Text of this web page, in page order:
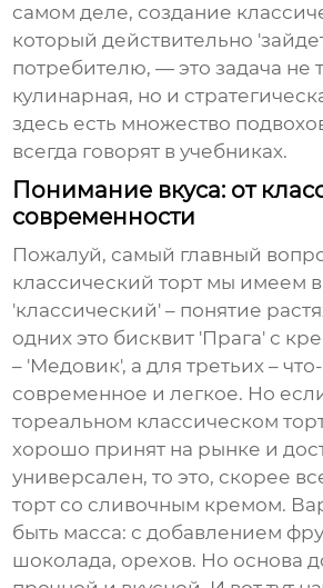
самом деле, создание
который действительно
потребителю, — это задача не
кулинарная, но и
здесь есть множество
всегда говорят в учебниках.
Понимание вкуса: от
современности
Пожалуй, самый главный
классический торт мы имеем
'классический' – понятие
одних это бисквит 'Прага' с
– 'Медовик', а для третьих –
современное и легкое. Но
тореальном классическом
хорошо принят на рынке и
универсален, то это, скорее
торт со сливочным кремом.
быть масса: с добавлением
шоколада, орехов. Но основа